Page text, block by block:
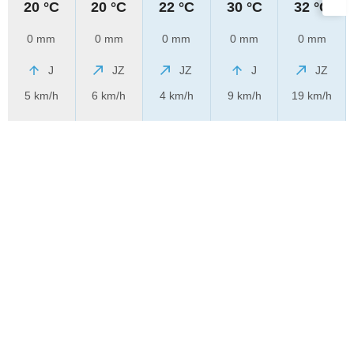
20 °C
0 mm
J
5 km/h
20 °C
0 mm
JZ
6 km/h
22 °C
0 mm
JZ
4 km/h
30 °C
0 mm
J
9 km/h
32 °C
0 mm
JZ
19 km/h